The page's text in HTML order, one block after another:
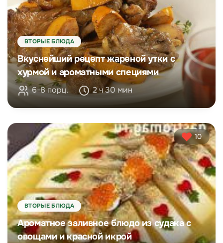
ВТОРЫЕ БЛЮДА
Вкуснейший рецепт жареной утки с
хурмой и ароматными специями
6-8 порц. 2 ч 30 мин
10
ВТОРЫЕ БЛЮДА
Ароматное заливное блюдо из судака с
овощами и красной икрой